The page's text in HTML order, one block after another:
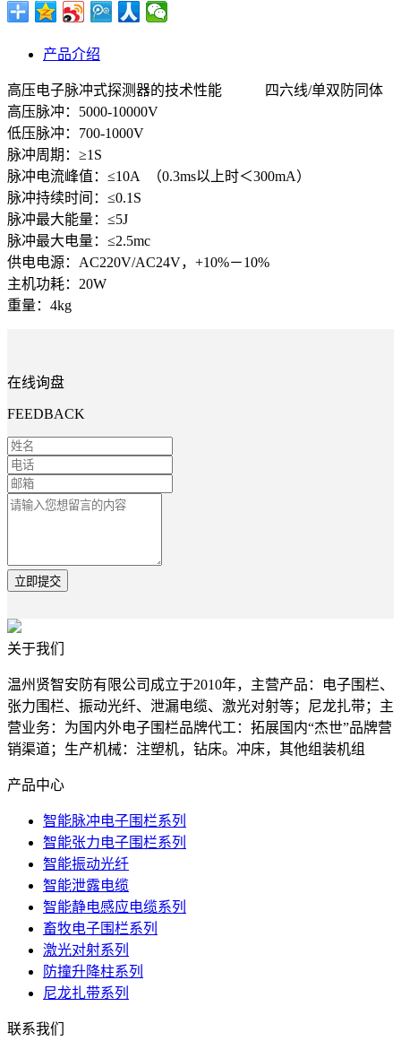
产品介绍
高压电子脉冲式探测器的技术性能 四六线/单双防同体
高压脉冲：5000-10000V
低压脉冲：700-1000V
脉冲周期：≥1S
脉冲电流峰值：≤10A （0.3ms以上时＜300mA）
脉冲持续时间：≤0.1S
脉冲最大能量：≤5J
脉冲最大电量：≤2.5mc
供电电源：AC220V/AC24V，+10%－10%
主机功耗：20W
重量：4kg
在线询盘
FEEDBACK
关于我们
温州贤智安防有限公司成立于2010年，主营产品：电子围栏、
张力围栏、振动光纤、泄漏电缆、激光对射等；尼龙扎带；主
营业务：为国内外电子围栏品牌代工：拓展国内“杰世”品牌营
销渠道；生产机械：注塑机，钻床。冲床，其他组装机组
产品中心
智能脉冲电子围栏系列
智能张力电子围栏系列
智能振动光纤
智能泄露电缆
智能静电感应电缆系列
畜牧电子围栏系列
激光对射系列
防撞升降柱系列
尼龙扎带系列
联系我们